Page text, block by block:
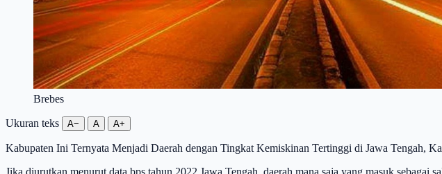
Brebes
Ukuran teks A− A A+
Kabupaten Ini Ternyata Menjadi Daerah dengan Tingkat Kemiskinan Tertinggi di Jawa Tengah,